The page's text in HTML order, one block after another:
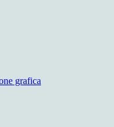
grafica